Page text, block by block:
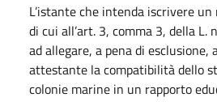
L’istante che intenda iscrivere
di cui all’art. 3, comma 3, della
ad allegare, a pena di
attestante la compatibilità dello
colonie marine in un rapporto